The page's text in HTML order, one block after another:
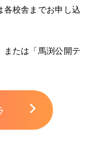
校舎までお申し込
たは「馬渕公開テ